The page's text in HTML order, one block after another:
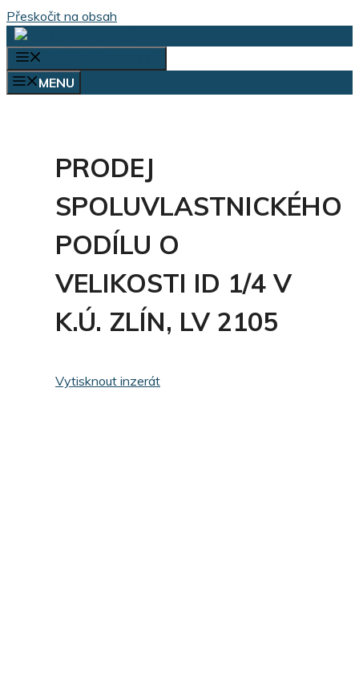
Přeskočit na obsah
MENU
PRODEJ
SPOLUVLASTNICKÉHO
PODÍLU O
VELIKOSTI ID 1/4 V
K.Ú. ZLÍN, LV 2105
Vytisknout inzerát